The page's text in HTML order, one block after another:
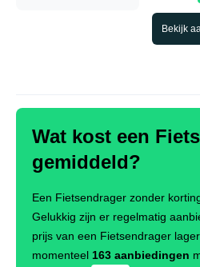
Bekijk
Wat kost een
gemiddeld?
Een Fietsendrager zonder
Gelukkig zijn er regelmatig
prijs van een Fietsendrager
momenteel 163 aanbiedingen